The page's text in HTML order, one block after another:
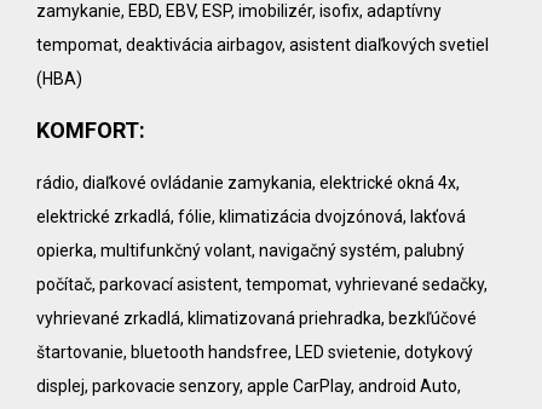
zamykanie, EBD, EBV, ESP, imobilizér, isofix, adaptívny
tempomat, deaktivácia airbagov, asistent diaľkových svetiel
(HBA)
KOMFORT:
rádio, diaľkové ovládanie zamykania, elektrické okná 4x,
elektrické zrkadlá, fólie, klimatizácia dvojzónová, lakťová
opierka, multifunkčný volant, navigačný systém, palubný
počítač, parkovací asistent, tempomat, vyhrievané sedačky,
vyhrievané zrkadlá, klimatizovaná priehradka, bezkľúčové
štartovanie, bluetooth handsfree, LED svietenie, dotykový
displej, parkovacie senzory, apple CarPlay, android Auto,